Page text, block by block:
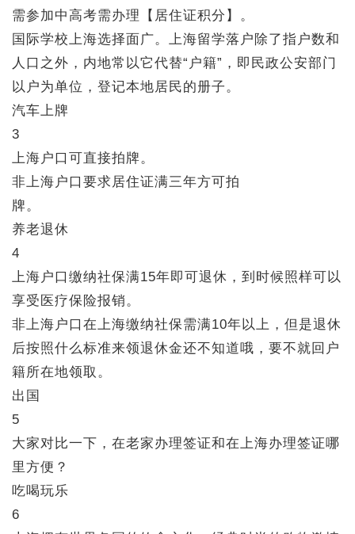
需参加中高考需办理【居住证积分】。
国际学校上海选择面广。上海留学落户除了指户数和
人口之外，内地常以它代替“户籍”，即民政公安部门
以户为单位，登记本地居民的册子。
汽车上牌
3
上海户口可直接拍牌。
非上海户口要求居住证满三年方可拍
牌。
养老退休
4
上海户口缴纳社保满15年即可退休，到时候照样可以
享受医疗保险报销。
非上海户口在上海缴纳社保需满10年以上，但是退休
后按照什么标准来领退休金还不知道哦，要不就回户
籍所在地领取。
出国
5
大家对比一下，在老家办理签证和在上海办理签证哪
里方便？
吃喝玩乐
6